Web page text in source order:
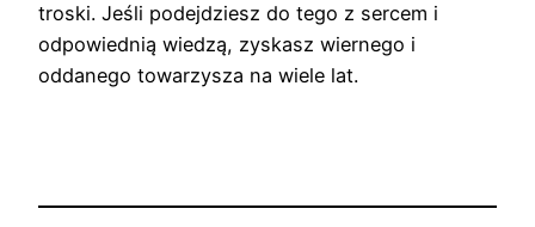
troski. Jeśli podejdziesz do tego z sercem i
odpowiednią wiedzą, zyskasz wiernego i
oddanego towarzysza na wiele lat.